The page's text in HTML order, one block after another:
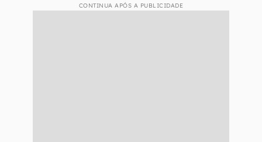
CONTINUA APÓS A PUBLICIDADE